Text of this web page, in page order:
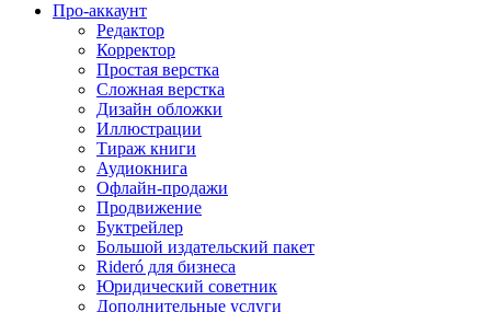
Про-аккаунт
Редактор
Корректор
Простая верстка
Сложная верстка
Дизайн обложки
Иллюстрации
Тираж книги
Аудиокнига
Офлайн-продажи
Продвижение
Буктрейлер
Большой издательский пакет
Rideró для бизнеса
Юридический советник
Дополнительные услуги